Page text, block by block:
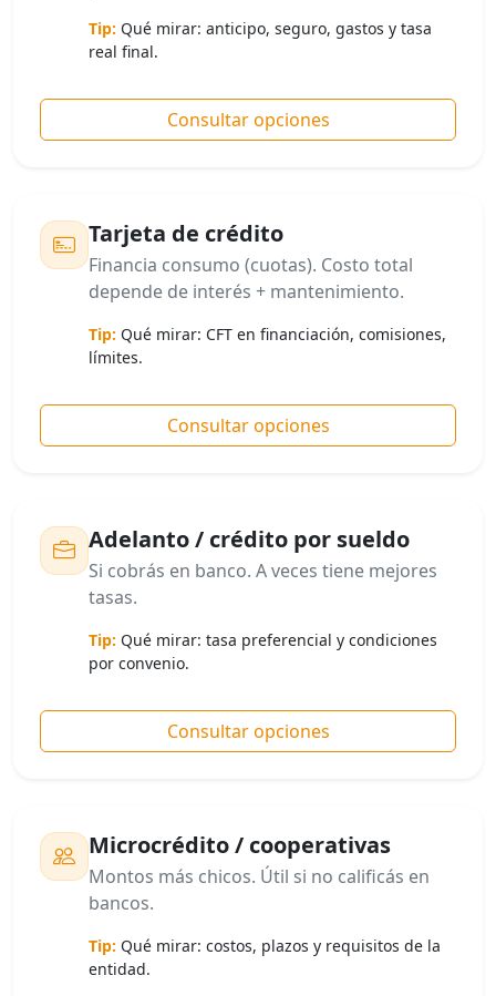
Tip: Qué mirar: anticipo, seguro, gastos y tasa
real final.
Consultar opciones
Tarjeta de crédito
Financia consumo (cuotas). Costo total
depende de interés + mantenimiento.
Tip: Qué mirar: CFT en financiación, comisiones,
límites.
Consultar opciones
Adelanto / crédito por sueldo
Si cobrás en banco. A veces tiene mejores
tasas.
Tip: Qué mirar: tasa preferencial y condiciones
por convenio.
Consultar opciones
Microcrédito / cooperativas
Montos más chicos. Útil si no calificás en
bancos.
Tip: Qué mirar: costos, plazos y requisitos de la
entidad.